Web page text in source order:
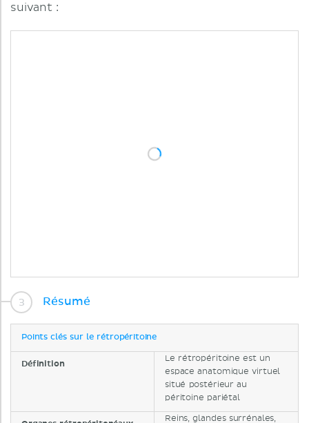
suivant :
Résumé
Points clés sur le rétropéritoine
Définition
Le rétropéritoine est un
espace anatomique virtuel
situé postérieur au
péritoine pariétal
Reins, glandes surrénales,